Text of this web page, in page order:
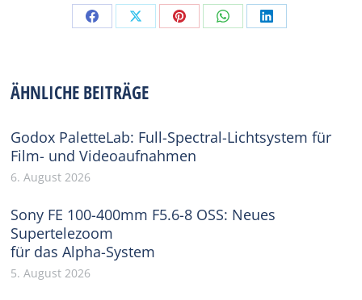
Share Share Share Share Share
ÄHNLICHE BEITRÄGE
Godox PaletteLab: Full-Spectral-Lichtsystem für
Film- und Videoaufnahmen
6. August 2026
Sony FE 100-400mm F5.6-8 OSS: Neues
Supertelezoom
für das Alpha-System
5. August 2026